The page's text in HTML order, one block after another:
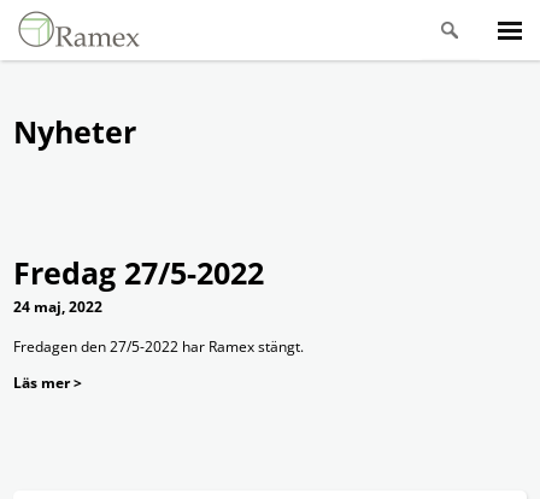
Nyheter
Fredag 27/5-2022
24 maj, 2022
Fredagen den 27/5-2022 har Ramex stängt.
Läs mer >